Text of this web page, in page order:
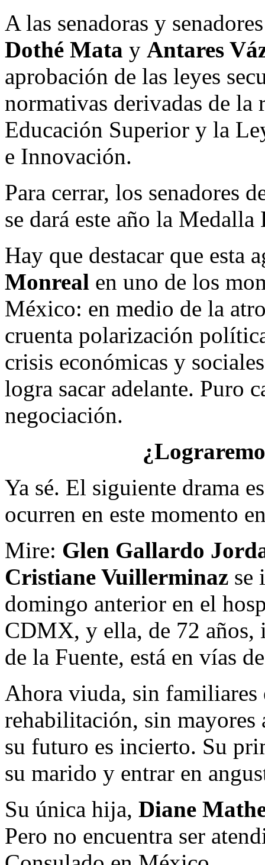
A las senadoras y
Dothé Mata y Antares
aprobación de las leyes
normativas derivadas de
Educación Superior y la
e Innovación.
Para cerrar, los senadores
se dará este año la
Hay que destacar que esta
Monreal en uno de los
México: en medio de la
cruenta polarización
crisis económicas y
logra sacar adelante. Puro
negociación.
Ya sé. El siguiente drama
ocurren en este momento
Mire: Glen Gallardo
Cristiane Vuillerminaz se
domingo anterior en el
CDMX, y ella, de 72 años,
de la Fuente, está en vías
Ahora viuda, sin familiares
rehabilitación, sin mayores
su futuro es incierto. Su
su marido y entrar en
Su única hija, Diane
Pero no encuentra ser